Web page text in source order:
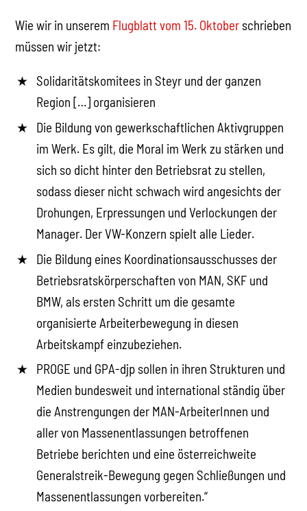
Wie wir in unserem Flugblatt vom 15. Oktober schrieben
müssen wir jetzt:
Solidaritätskomitees in Steyr und der ganzen
Region […] organisieren
Die Bildung von gewerkschaftlichen Aktivgruppen
im Werk. Es gilt, die Moral im Werk zu stärken und
sich so dicht hinter den Betriebsrat zu stellen,
sodass dieser nicht schwach wird angesichts der
Drohungen, Erpressungen und Verlockungen der
Manager. Der VW-Konzern spielt alle Lieder.
Die Bildung eines Koordinationsausschusses der
Betriebsratskörperschaften von MAN, SKF und
BMW, als ersten Schritt um die gesamte
organisierte Arbeiterbewegung in diesen
Arbeitskampf einzubeziehen.
PROGE und GPA-djp sollen in ihren Strukturen und
Medien bundesweit und international ständig über
die Anstrengungen der MAN-ArbeiterInnen und
aller von Massenentlassungen betroffenen
Betriebe berichten und eine österreichweite
Generalstreik-Bewegung gegen Schließungen und
Massenentlassungen vorbereiten.“